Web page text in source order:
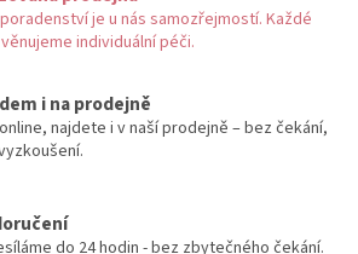
je u nás samozřejmostí. Každé
individuální péči.
i na prodejně
najdete i v naší prodejně – bez čekání,
do 24 hodin - bez zbytečného čekání.